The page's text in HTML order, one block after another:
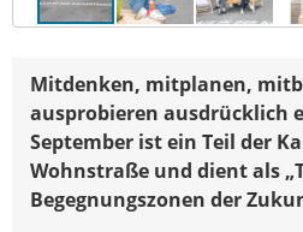
Mitdenken, mitplanen,
ausprobieren ausdrücklich
September ist ein Teil der
Wohnstraße und dient als
Begegnungszonen der